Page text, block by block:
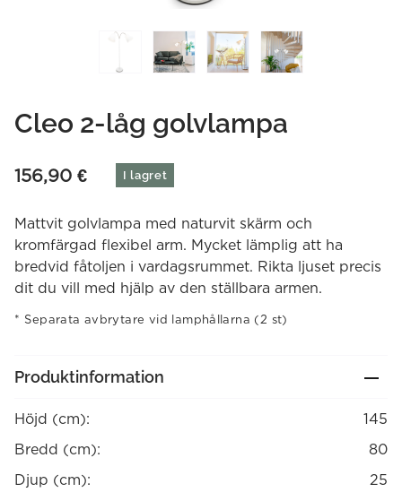
Cleo 2-låg golvlampa
156,90 € I lagret
Mattvit golvlampa med naturvit skärm och
kromfärgad flexibel arm. Mycket lämplig att ha
bredvid fåtoljen i vardagsrummet. Rikta ljuset precis
dit du vill med hjälp av den ställbara armen.
Separata avbrytare vid lamphållarna (2 st)
Produktinformation
Höjd (cm):
145
Bredd (cm):
80
Djup (cm):
25